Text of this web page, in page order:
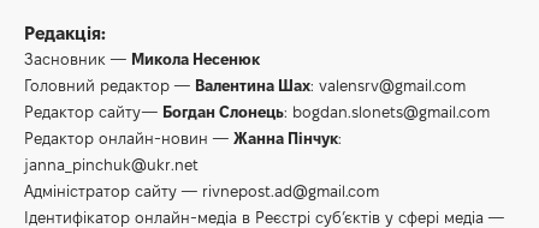
Редакція:
Засновник — Микола Несенюк
Головний редактор — Валентина Шах: valensrv@gmail.com
Редактор сайту— Богдан Слонець: bogdan.slonets@gmail.com
Редактор онлайн-новин — Жанна Пінчук:
janna_pinchuk@ukr.net
Адміністратор сайту — rivnepost.ad@gmail.com
Ідентифікатор онлайн-медіа в Реєстрі суб’єктів у сфері медіа —